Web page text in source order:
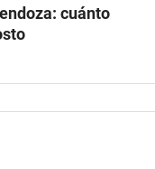
cuánto